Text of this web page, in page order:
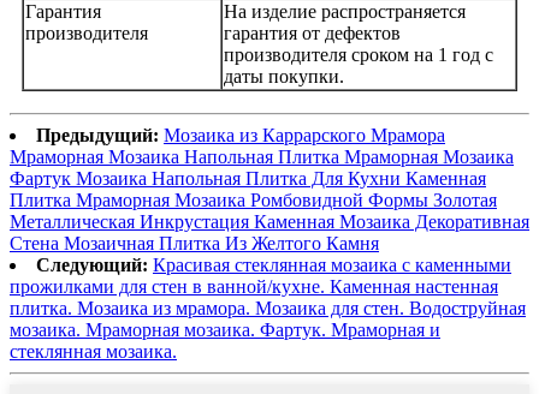
Гарантия
производителя
На изделие распространяется
гарантия от дефектов
производителя сроком на 1 год с
даты покупки.
Предыдущий: Мозаика из Каррарского Мрамора
Мраморная Мозаика Напольная Плитка Мраморная Мозаика
Фартук Мозаика Напольная Плитка Для Кухни Каменная
Плитка Мраморная Мозаика Ромбовидной Формы Золотая
Металлическая Инкрустация Каменная Мозаика Декоративная
Стена Мозаичная Плитка Из Желтого Камня
Следующий: Красивая стеклянная мозаика с каменными
прожилками для стен в ванной/кухне. Каменная настенная
плитка. Мозаика из мрамора. Мозаика для стен. Водоструйная
мозаика. Мраморная мозаика. Фартук. Мраморная и
стеклянная мозаика.